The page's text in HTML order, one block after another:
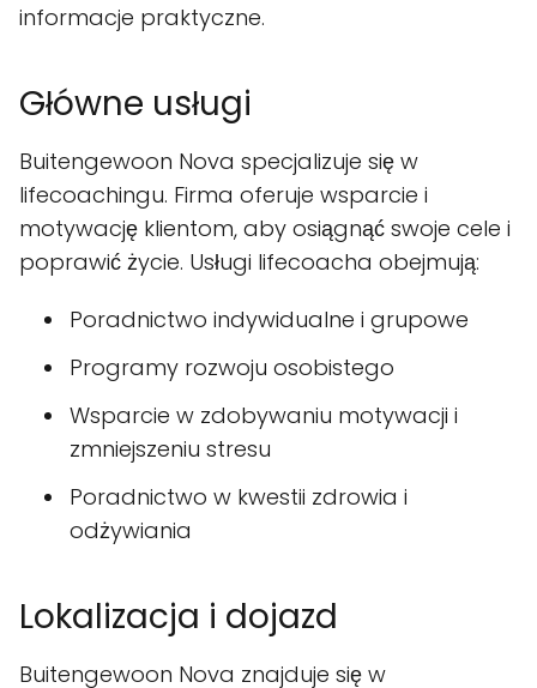
informacje praktyczne.
Główne usługi
Buitengewoon Nova specjalizuje się w
lifecoachingu. Firma oferuje wsparcie i
motywację klientom, aby osiągnąć swoje cele i
poprawić życie. Usługi lifecoacha obejmują:
Poradnictwo indywidualne i grupowe
Programy rozwoju osobistego
Wsparcie w zdobywaniu motywacji i
zmniejszeniu stresu
Poradnictwo w kwestii zdrowia i
odżywiania
Lokalizacja i dojazd
Buitengewoon Nova znajduje się w